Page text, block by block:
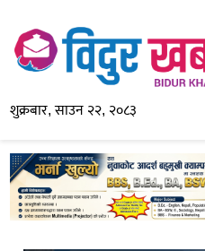
शुक्रबार, साउन २२, २०८३